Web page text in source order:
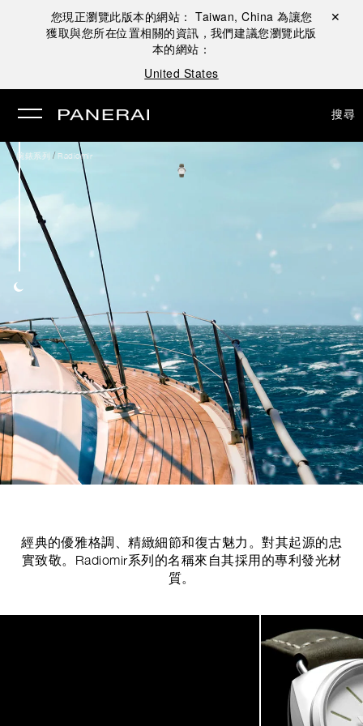
您現正瀏覽此版本的網站： Taiwan, China 為讓您
獲取與您所在位置相關的資訊，我們建議您瀏覽此版
本的網站：
United States
關閉 ✕
搜尋
腕錶系列 / Radiomir
經典的優雅格調、精緻細節和復古魅力。對其起源的忠
實致敬。Radiomir系列的名稱來自其採用的專利發光材
質。
Image